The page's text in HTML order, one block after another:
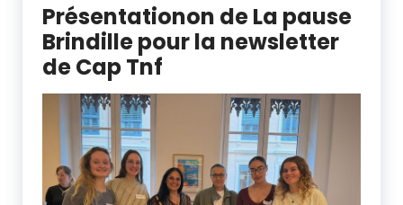
Présentationon de La pause
Brindille pour la newsletter
de Cap Tnf